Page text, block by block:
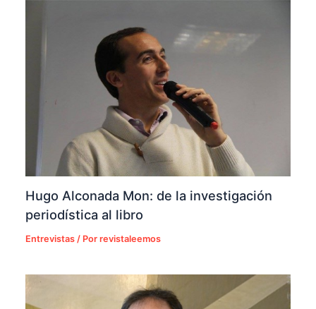
Hugo Alconada Mon: de la investigación
periodística al libro
Entrevistas / Porrevistaleemos